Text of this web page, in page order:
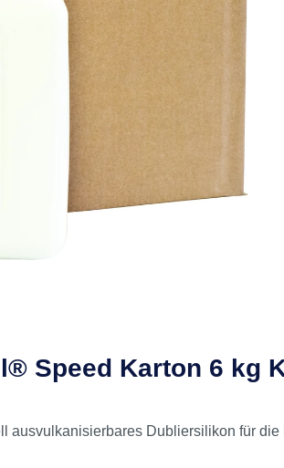
Speed Karton 6 kg
ausvulkanisierbares Dubliersilikon für